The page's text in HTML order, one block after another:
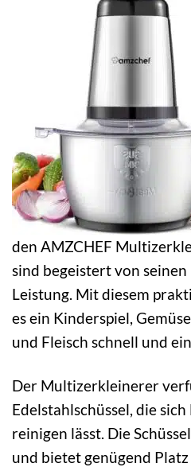
den AMZCHEF
sind begeistert von
Leistung. Mit diesem
es ein Kinderspiel,
und Fleisch schnell und
Der Multizerkleinerer
Edelstahlschüssel, die
reinigen lässt. Die
und bietet genügend